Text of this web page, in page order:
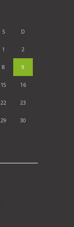
S D
1 2
8 9
15 16
22 23
29 30